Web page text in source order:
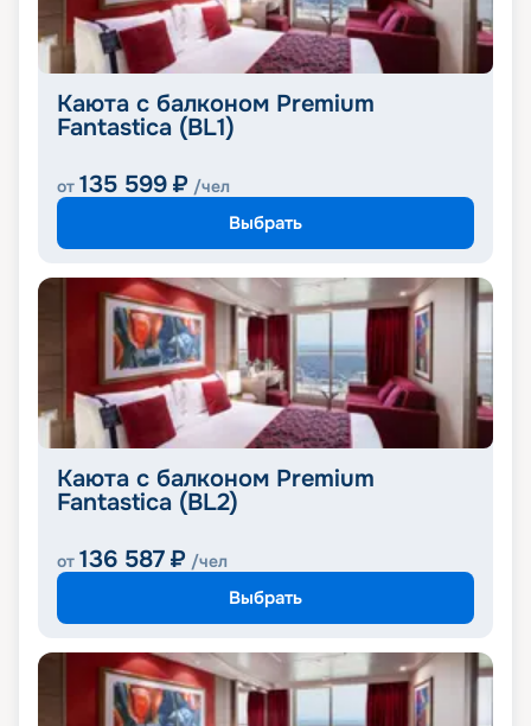
Каюта с балконом Premium
Fantastica (BL1)
от 135 599 ₽ /чел
Выбрать
Каюта с балконом Premium
Fantastica (BL2)
от 136 587 ₽ /чел
Выбрать